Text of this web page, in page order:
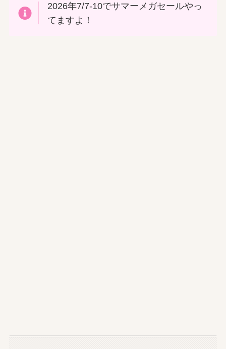
2026年7/7-10でサマーメガセールやっ
てますよ！